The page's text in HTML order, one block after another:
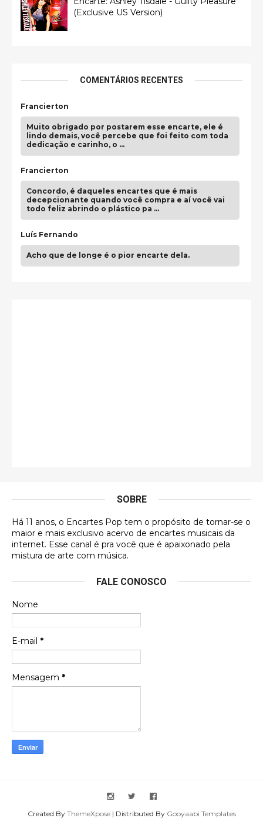
(Exclusive US Version)
COMENTÁRIOS RECENTES
Francierton
Muito obrigado por postarem esse encarte, ele é
lindo demais, você percebe que foi feito com toda
dedicação e carinho, o …
Francierton
Concordo, é daqueles encartes que é mais
decepcionante quando você compra e aí você vai
todo feliz abrindo o plástico pa …
Luís Fernando
Acho que de longe é o pior encarte dela.
DVD MIDINHO
Francierton
futuras aquisições, e olhando o encarte aqui, me
Francierton
Espero que tenham sentido minha falta, informo
que estou de volta para trazer mais contribuições
SOBRE
Há 11 anos, o Encartes Pop tem o propósito de tornar-se o
maior e mais exclusivo acervo de encartes musicais da
internet. Esse canal é pra você que é apaixonado pela
mistura de arte com música.
FALE CONOSCO
Nome
E-mail *
Mensagem *
Created By ThemeXpose| Distributed By Gooyaabi Templates